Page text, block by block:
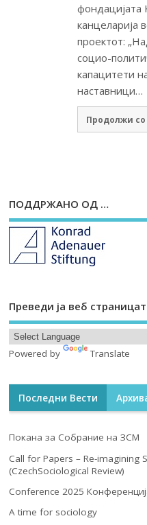
фондацијата
канцеларија
проектот:
социо-
капацитети
наставници…
Продолжи
ПОДДРЖАНО ОД …
Преведи ја веб
Powered by Translate
Последни Вести
Покана за Собрание на ЗСМ
Call for Papers – Re-imagining
(CzechSociological Review)
Conference 2025
A time for sociology